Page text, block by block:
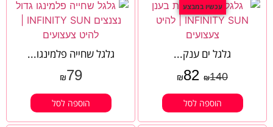
עכשיו במבצע
גלגל ים ענק...
₪140
₪82
הוספה לסל
גלגל שחייה פלמינגו...
₪79
הוספה לסל